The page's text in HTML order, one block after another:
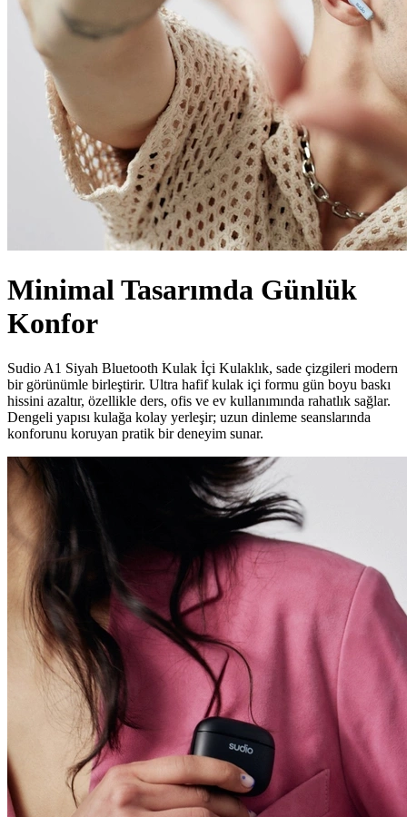
Minimal Tasarımda Günlük
Konfor
Sudio A1 Siyah Bluetooth Kulak İçi Kulaklık, sade çizgileri modern
bir görünümle birleştirir. Ultra hafif kulak içi formu gün boyu baskı
hissini azaltır, özellikle ders, ofis ve ev kullanımında rahatlık sağlar.
Dengeli yapısı kulağa kolay yerleşir; uzun dinleme seanslarında
konforunu koruyan pratik bir deneyim sunar.